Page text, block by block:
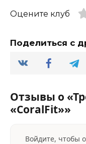
Оцените клуб
Поделиться с
Отзывы о
«CoralFit»»
Войдите, чтобы